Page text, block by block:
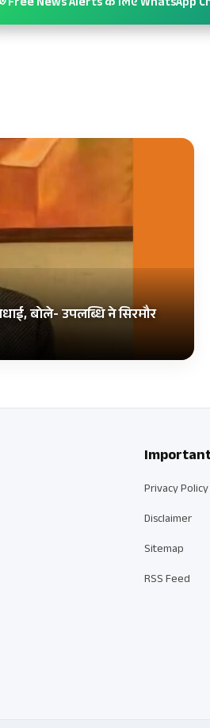
बोले- उपलब्धि ने सिरमौर
Privacy Policy
Disclaimer
Sitemap
RSS Feed